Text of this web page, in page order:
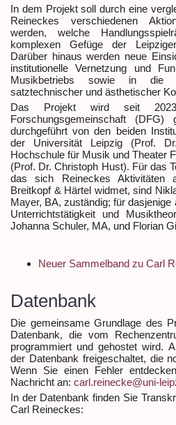
In dem Projekt soll durch eine
Reineckes verschiedenen
werden, welche
komplexen Gefüge der
Darüber hinaus werden neue
institutionelle Vernetzung und
Musikbetriebs sowie in die
satztechnischer und ästhetischer
Das Projekt wird seit
Forschungsgemeinschaft (DFG)
durchgeführt von den beiden
der Universität Leipzig (Prof.
Hochschule für Musik und Theater
(Prof. Dr. Christoph Hust). Für das
das sich Reineckes Aktivitäten
Breitkopf & Härtel widmet, sind
Mayer, BA, zuständig; für
Unterrichtstätigkeit und
Johanna Schuler, MA, und Florian
Neuer Sammelband zu Carl
Datenbank
Die gemeinsame Grundlage des
Datenbank, die vom
programmiert und gehostet wird.
der Datenbank freigeschaltet, die
Wenn Sie einen Fehler
Nachricht an: carl.reinecke@uni-
In der Datenbank finden Sie
Carl Reineckes: